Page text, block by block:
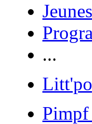
...
Pimpf